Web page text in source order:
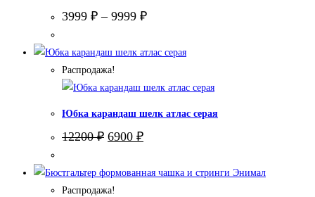
3999 ₽ – 9999 ₽
Распродажа!
Юбка карандаш шелк атлас серая
12200₽ Первоначальная
12200 ₽.
6900 ₽Текущая
Распродажа!